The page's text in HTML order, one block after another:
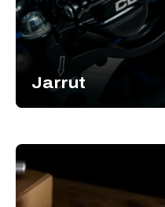
Jarrut